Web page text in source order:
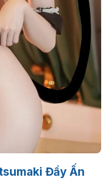
Đầy Ấn